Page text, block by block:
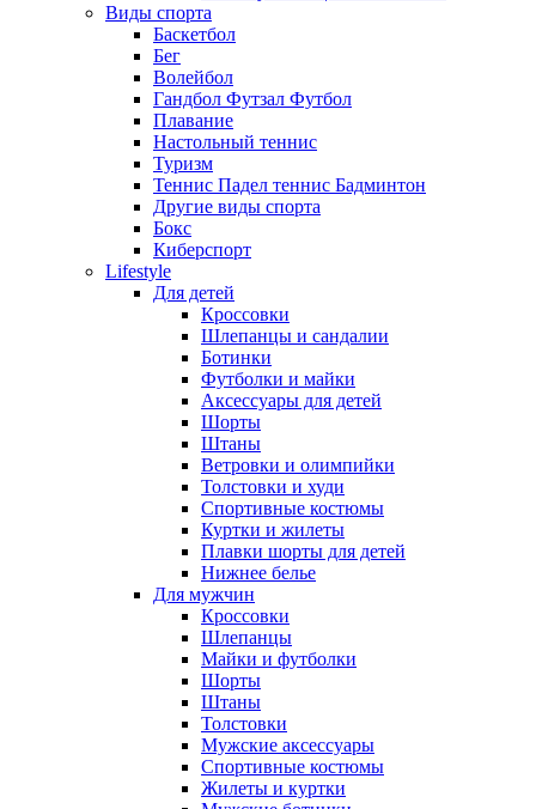
Виды спорта
Баскетбол
Бег
Волейбол
Гандбол Футзал Футбол
Плавание
Настольный теннис
Туризм
Теннис Падел теннис Бадминтон
Другие виды спорта
Бокс
Киберспорт
Lifestyle
Для детей
Кроссовки
Шлепанцы и сандалии
Ботинки
Футболки и майки
Аксессуары для детей
Шорты
Штаны
Ветровки и олимпийки
Толстовки и худи
Спортивные костюмы
Куртки и жилеты
Плавки шорты для детей
Нижнее белье
Для мужчин
Кроссовки
Шлепанцы
Майки и футболки
Шорты
Штаны
Толстовки
Мужские аксессуары
Спортивные костюмы
Жилеты и куртки